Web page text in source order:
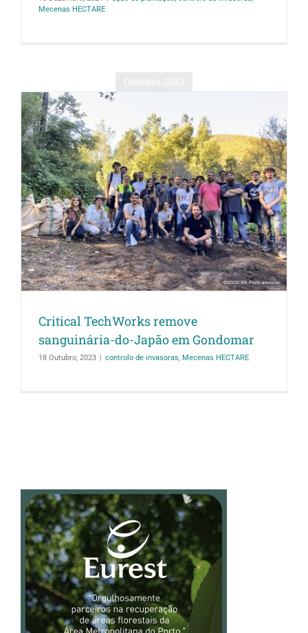
Mecenas HECTARE
Critical TechWorks remove
sanguinária-do-Japão em Gondomar
18 Outubro, 2023 controlo de invasoras, Mecenas HECTARE